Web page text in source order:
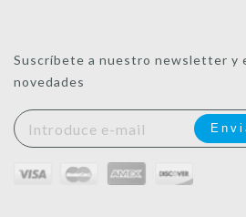
Suscríbete a nuestro newsletter y
novedades